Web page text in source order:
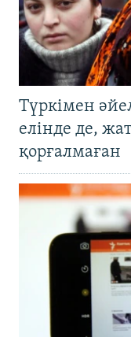
Түркімен
елінде де,
қорғалмаған